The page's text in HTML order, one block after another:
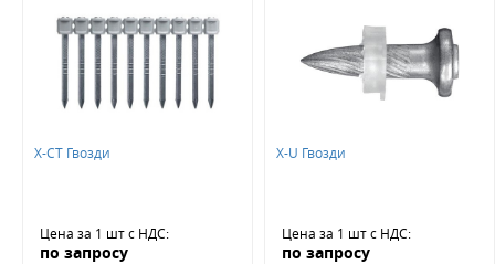
X-CT Гвозди
Цена за 1 штс НДС:
по запросу
X-U Гвозди
Цена за 1 штс НДС:
по запросу